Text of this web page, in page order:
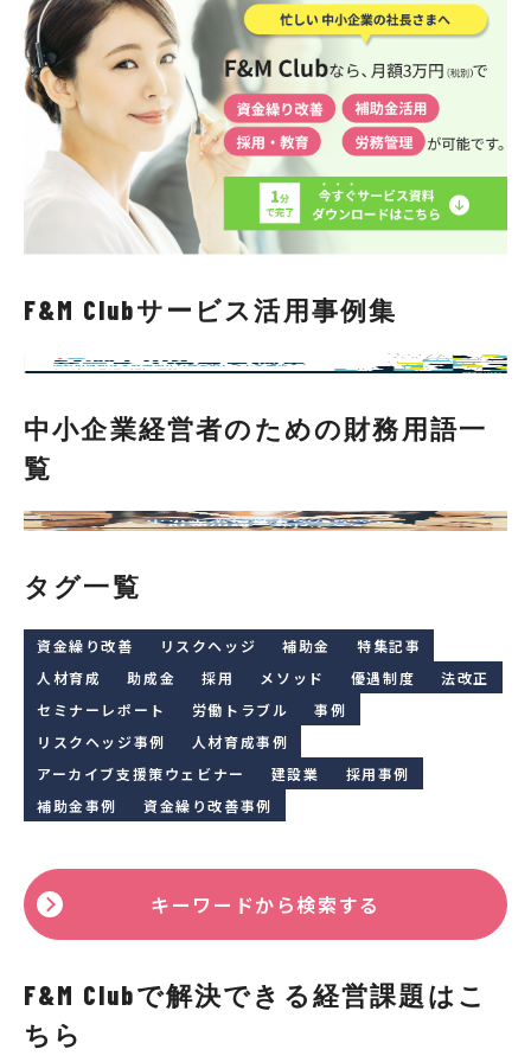
F&M Clubサービス活用事例集
中小企業経営者のための財務用語一
覧
タグ一覧
資金繰り改善 リスクヘッジ 補助金
特集記事
人材育成
助成金 採用 メソッド 優遇制度
法改正
セミナーレポート
労働トラブル
事例
リスクヘッジ事例
人材育成事例
アーカイブ支援策ウェビナー
建設業
採用事例
補助金事例
資金繰り改善事例
キーワードから検索する
F&M Clubで解決できる経営課題はこ
ちら